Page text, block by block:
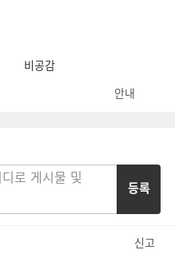
비공감
안내
등록
신고